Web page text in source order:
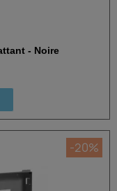
- Noire
-20%